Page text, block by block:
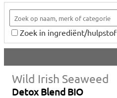
Zoek in ingrediënt/hulpstof
Wild Irish Seaweed
Detox Blend BIO